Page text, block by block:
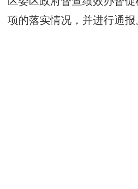
项的落实情况，并进行通报